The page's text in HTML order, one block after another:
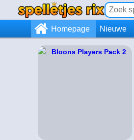
Homepage Nieuwe